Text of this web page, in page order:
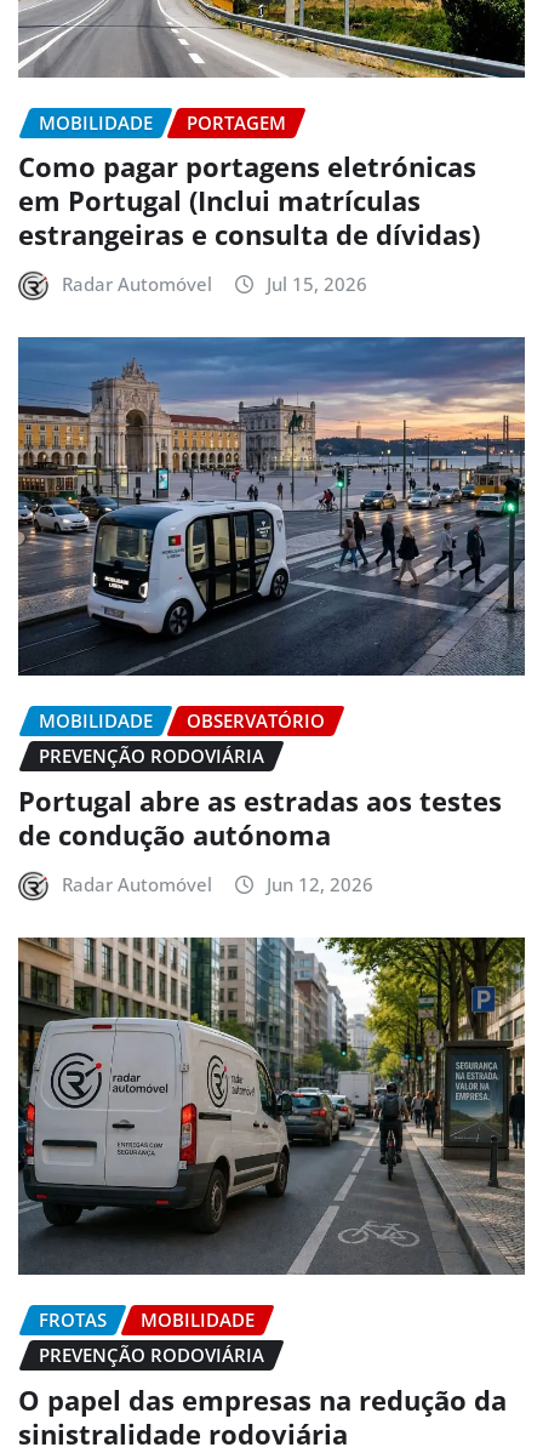
MOBILIDADE PORTAGEM
Como pagar portagens eletrónicas
em Portugal (Inclui matrículas
estrangeiras e consulta de dívidas)
Radar Automóvel Jul 15, 2026
MOBILIDADE
OBSERVATÓRIO
PREVENÇÃO RODOVIÁRIA
Portugal abre as estradas aos testes
de condução autónoma
Radar Automóvel Jun 12, 2026
FROTAS
MOBILIDADE
PREVENÇÃO RODOVIÁRIA
O papel das empresas na redução da
sinistralidade rodoviária